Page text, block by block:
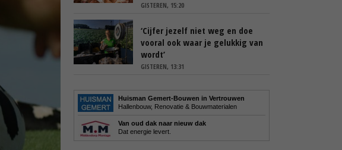
GISTEREN, 15:20
‘Cijfer jezelf niet weg en doe
vooral ook waar je gelukkig van
wordt’
GISTEREN, 13:31
Huisman Gemert-Bouwen in Vertrouwen
Hallenbouw, Renovatie & Bouwmaterialen
Van oud dak naar nieuw dak
Dat energie levert.